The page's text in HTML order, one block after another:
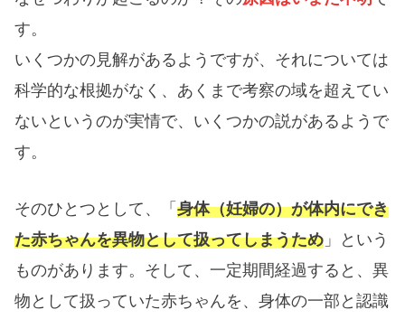
す。
いくつかの見解があるようですが、それについては
科学的な根拠がなく、あくまで考察の域を超えてい
ない というのが実情で、いくつかの説があるようで
す。
そのひとつとして、「身体（妊婦の）が体内にでき
た赤ちゃんを異物として扱ってしまうため 」という
ものがあります。そして、一定期間経過すると、異
物として扱っていた赤ちゃんを、身体の一部と認識